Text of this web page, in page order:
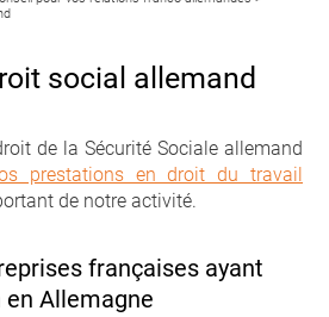
social allemand
de la Sécurité Sociale allemand
prestations en droit du travail
de notre activité.
françaises ayant
Allemagne